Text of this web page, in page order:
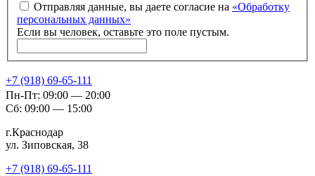
Отправляя данные, вы даете согласие на «Обработку
персональных данных»
Если вы человек, оставьте это поле пустым.
+7 (918) 69-65-111
Пн-Пт: 09:00 — 20:00
Сб: 09:00 — 15:00
г.Краснодар
ул. Зиповская, 38
+7 (918) 69-65-111